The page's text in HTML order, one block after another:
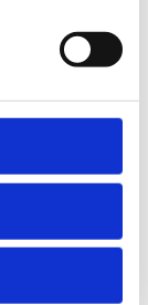
Till I Varukorg